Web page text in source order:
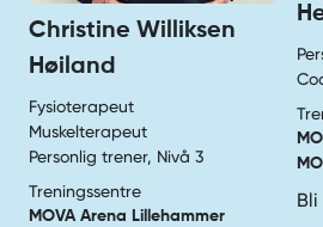
Christine Williksen
Høiland
Fysioterapeut
Muskelterapeut
Personlig trener, Nivå 3
Treningssentre
MOVA Arena Lillehammer